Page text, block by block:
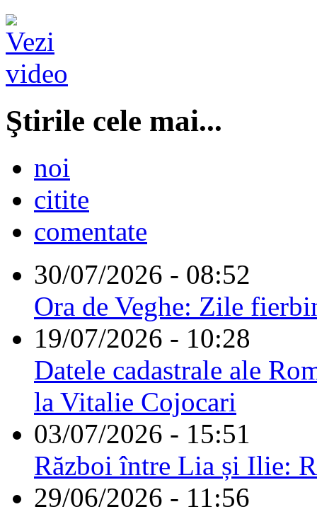
Ştirile cele mai...
noi
citite
comentate
30/07/2026 - 08:52
Ora de Veghe: Zile
19/07/2026 - 10:28
Datele cadastrale ale
la Vitalie Cojocari
03/07/2026 - 15:51
Război între Lia și Ilie:
29/06/2026 - 11:56